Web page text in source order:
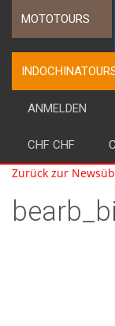
MOTOTOURS
ANMELDEN
CHF CHF
Zurück zur